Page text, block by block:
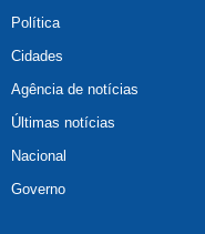
Política
Cidades
Agência de notícias
Últimas notícias
Nacional
Governo